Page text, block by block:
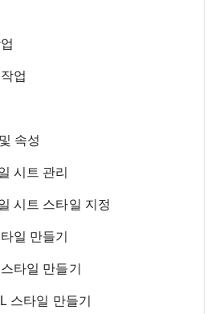
업
속성
시트 관리
시트 스타일 지정
일 만들기
타일 만들기
스타일 만들기